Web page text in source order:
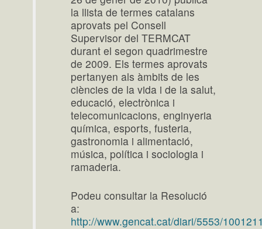
la llista de termes catalans
aprovats pel Consell
Supervisor del TERMCAT
durant el segon quadrimestre
de 2009. Els termes aprovats
pertanyen als àmbits de les
ciències de la vida i de la salut,
educació, electrònica i
telecomunicacions, enginyeria
química, esports, fusteria,
gastronomia i alimentació,
música, política i sociologia i
ramaderia.
Podeu consultar la Resolució
a:
http://www.gencat.cat/diari/5553/